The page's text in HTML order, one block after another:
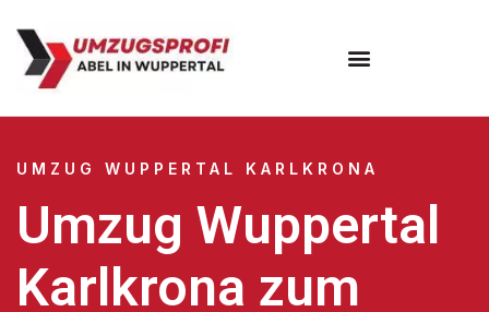
UMZUG WUPPERTAL KARLKRONA
Umzug Wuppertal
Karlkrona zum